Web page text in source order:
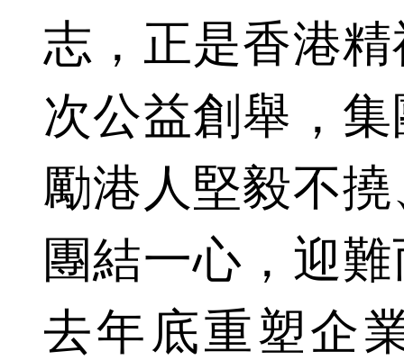
志，正是香港
次公益創舉，
勵港人堅毅不
團結一心，迎
去年底重塑企